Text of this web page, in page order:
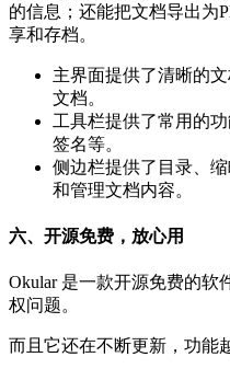
的信息；还能把文档导出为
享和存档。
主界面提供了清晰的
文档。
工具栏提供了常用的
签名等。
侧边栏提供了目录、
和管理文档内容。
六、开源免费，放心用
Okular 是一款开源免费的软
权问题。
而且它还在不断更新，功能